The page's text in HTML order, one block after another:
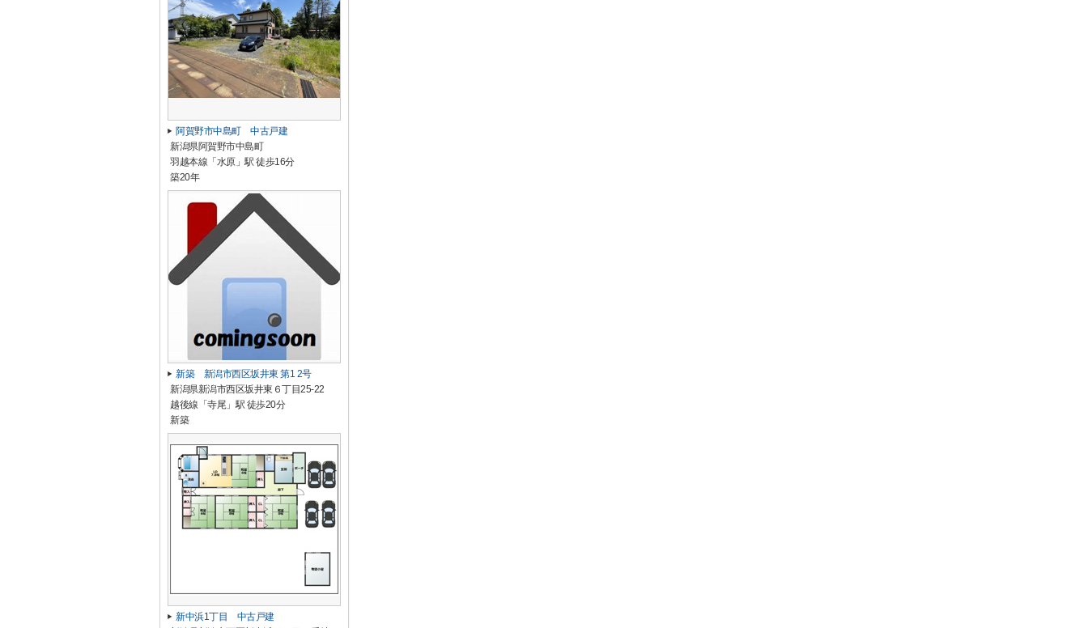
阿賀野市中島町 中古戸建
新潟県阿賀野市中島町
羽越本線「水原」駅 徒歩16分
築20年
新築 新潟市西区坂井東 第1 2号
新潟県新潟市西区坂井東６丁目25-22
越後線「寺尾」駅 徒歩20分
新築
新中浜1丁目 中古戸建